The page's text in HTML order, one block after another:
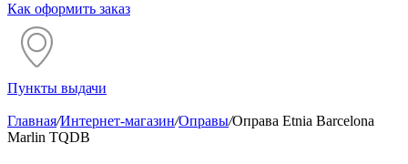
Как оформить заказ
Пункты выдачи
Главная/Интернет-магазин/Оправы/Оправа Etnia Barcelona
Marlin TQDB